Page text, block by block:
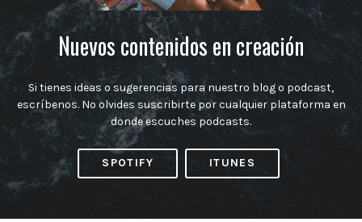
Nuevos contenidos en creación
Si tienes ideas o sugerencias para nuestro blog o podcast,
escríbenos. No olvides suscribirte por cualquier plataforma en
donde escuches podcasts.
SPOTIFY ITUNES